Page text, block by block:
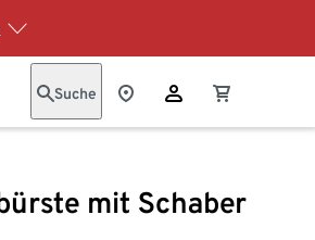
Suche
mit Schaber